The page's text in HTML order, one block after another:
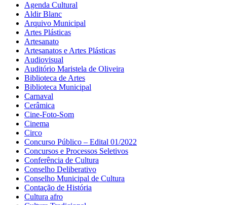
Agenda Cultural
Aldir Blanc
Arquivo Municipal
Artes Plásticas
Artesanato
Artesanatos e Artes Plásticas
Audiovisual
Auditório Maristela de Oliveira
Biblioteca de Artes
Biblioteca Municipal
Carnaval
Cerâmica
Cine-Foto-Som
Cinema
Circo
Concurso Público – Edital 01/2022
Concursos e Processos Seletivos
Conferência de Cultura
Conselho Deliberativo
Conselho Municipal de Cultura
Contação de História
Cultura afro